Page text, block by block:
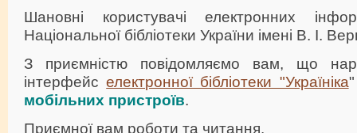
Шановні користувачі електронних
Національної бібліотеки України імені В. І.
З приємністю повідомляємо вам, що
інтерфейселектронної бібліотеки "Україніка
мобільних пристроїв.
Приємної вам роботи та читання.